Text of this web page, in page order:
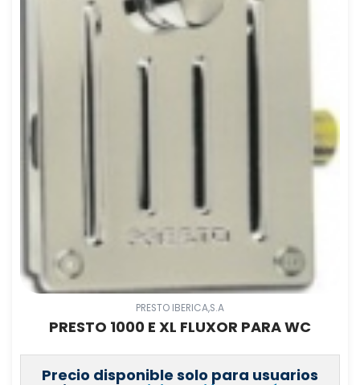
PRESTO IBERICA,S.A
PRESTO 1000 E XL FLUXOR PARA WC
Precio disponible solo para usuarios